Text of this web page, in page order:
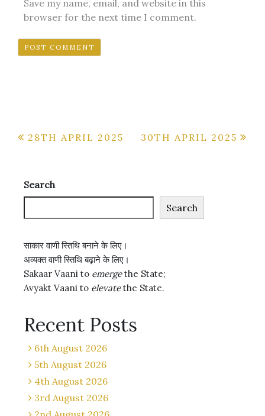
Save my name, email, and website in this
browser for the next time I comment.
Post
28TH APRIL 2025 30TH APRIL 2025
Search
Search
साकार वाणी स्तिथि बनाने के लिए।
अव्यक्त वाणी स्तिथि बढ़ाने के लिए।
Sakaar Vaani to emergethe State;
Avyakt Vaani to elevatethe State.
Recent Posts
6th August 2026
5th August 2026
4th August 2026
3rd August 2026